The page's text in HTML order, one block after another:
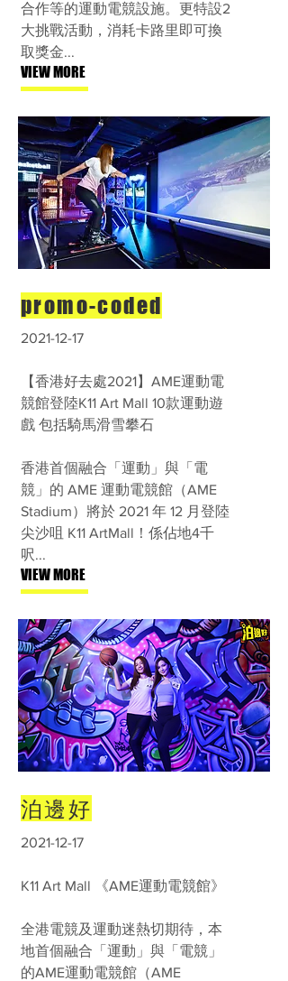
合作等的運動電競設施。更特設2
大挑戰活動，消耗卡路里即可換
取獎金...
VIEW MORE
promo-coded
2021-12-17
【香港好去處2021】AME運動電
競館登陸K11 Art Mall 10款運動遊
戲 包括騎馬滑雪攀石
香港首個融合「運動」與「電
競」的 AME 運動電競館（AME
Stadium）將於 2021 年 12 月登陸
尖沙咀 K11 ArtMall！係佔地4千
呎...
VIEW MORE
泊邊好
2021-12-17
K11 Art Mall 《AME運動電競館》
全港電競及運動迷熱切期待，本
地首個融合「運動」與「電競」
的AME運動電競館（AME